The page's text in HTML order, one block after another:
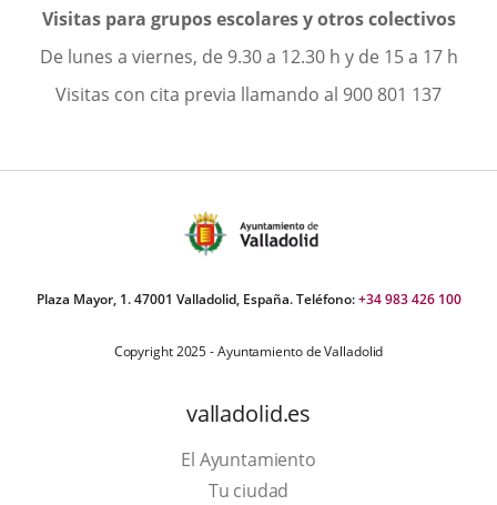
Visitas para grupos escolares y otros colectivos
De lunes a viernes, de 9.30 a 12.30 h y de 15 a 17 h
Visitas con cita previa llamando al 900 801 137
Plaza Mayor, 1. 47001 Valladolid, España. Teléfono:+34 983 426 100
Copyright 2025 - Ayuntamiento de Valladolid
valladolid.es
El Ayuntamiento
Tu ciudad